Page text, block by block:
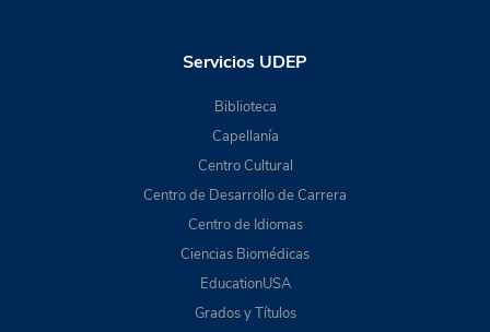
Servicios UDEP
Biblioteca
Capellanía
Centro Cultural
Centro de Desarrollo de Carrera
Centro de Idiomas
Ciencias Biomédicas
EducationUSA
Grados y Títulos